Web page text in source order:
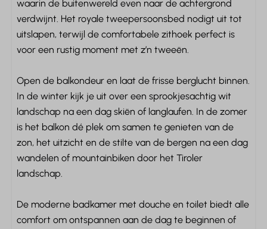
Televisie op de slaapkamer
Tweepersoonsbed: 1
Kledingkast
Kledinghangers: 10
Badkamer
Douche
Wastafel: 1
Handdoeken
Toilet
Wassen en drogen
waarin de buitenwereld even naar de achtergrond
verdwijnt. Het royale tweepersoonsbed nodigt uit tot
uitslapen, terwijl de comfortabele zithoek perfect is
voor een rustig moment met z’n tweeën.
Open de balkondeur en laat de frisse berglucht binnen.
In de winter kijk je uit over een sprookjesachtig wit
landschap na een dag skiën of langlaufen. In de zomer
is het balkon dé plek om samen te genieten van de
zon, het uitzicht en de stilte van de bergen na een dag
wandelen of mountainbiken door het Tiroler
landschap.
De moderne badkamer met douche en toilet biedt alle
comfort om ontspannen aan de dag te beginnen of